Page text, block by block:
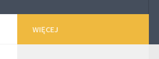
WIĘCEJ